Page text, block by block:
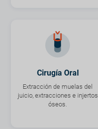
Cirugía Oral
Extracción de muelas del
juicio, extracciones e injertos
óseos.